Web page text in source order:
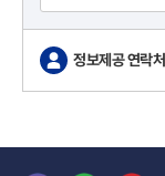
정보제공 연락처